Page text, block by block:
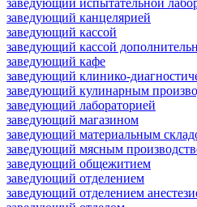
заведующий канцелярией
заведующий кассой
заведующий кассой
заведующий кафе
заведующий клинико-
заведующий кулинарным
заведующий лабораторией
заведующий магазином
заведующий материальным
заведующий мясным
заведующий общежитием
заведующий отделением
заведующий отделением